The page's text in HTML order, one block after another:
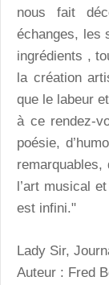
nous fait
échanges, les
ingrédients ,
la création
que le labeur
à ce rendez-
poésie,
l’art musical
est infini."
Lady Sir,
Auteur : Fred